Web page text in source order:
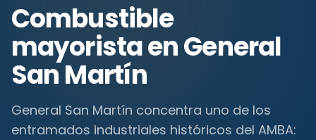
Combustible
mayorista enGeneral
San Martín
General San Martín concentra uno de los
entramados industriales históricos del AMBA: